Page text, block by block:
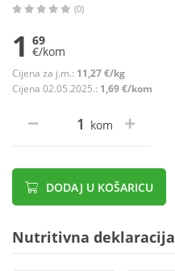
(0)
1 69
€/kom
Cijena za j.m.: 11,27 €/kg
Cijena 02.05.2025.: 1,69 €/kom
kom
DODAJ U KOŠARICU
Nutritivna deklaracija